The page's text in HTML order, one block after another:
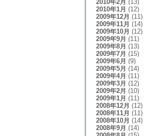
2010年2月 (13)
2010年1月 (12)
2009年12月 (11)
2009年11月 (14)
2009年10月 (12)
2009年9月 (11)
2009年8月 (13)
2009年7月 (15)
2009年6月 (9)
2009年5月 (14)
2009年4月 (11)
2009年3月 (12)
2009年2月 (10)
2009年1月 (11)
2008年12月 (12)
2008年11月 (11)
2008年10月 (14)
2008年9月 (14)